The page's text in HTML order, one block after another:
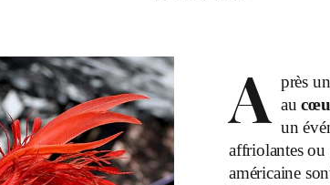
A près
au
un
affriolantes ou
américaine